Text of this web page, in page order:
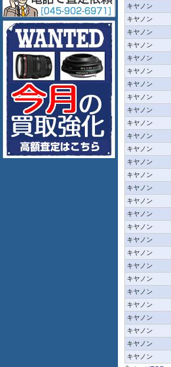
キヤノン
キヤノン
キヤノン
キヤノン
キヤノン
キヤノン
キヤノン
キヤノン
キヤノン
キヤノン
キヤノン
キヤノン
キヤノン
キヤノン
キヤノン
キヤノン
キヤノン
キヤノン
キヤノン
キヤノン
キヤノン
キヤノン
キヤノン
キヤノン
キヤノン
キヤノン
キヤノン
キヤノン